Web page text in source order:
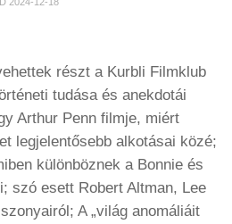
2024-12-18
részt a Kurbli Filmklub
tudása és anekdotái
Arthur Penn filmje, miért
legjelentősebb alkotásai közé;
különböznek a Bonnie és
szó esett Robert Altman, Lee
A „világ anomáliáit